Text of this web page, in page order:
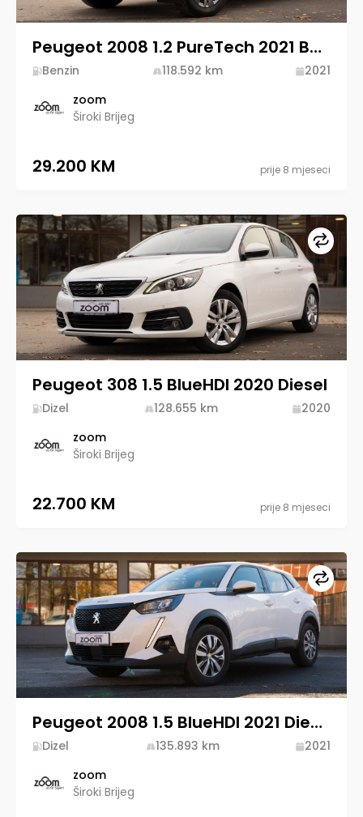
Peugeot 2008 1.2 PureTech 2021 Benzin
Benzin 118.592 km
2021
zoom
Široki Brijeg
29.200 KM prije 8 mjeseci
Peugeot 308 1.5 BlueHDI 2020 Diesel
Dizel 128.655 km
2020
zoom
Široki Brijeg
22.700 KM prije 8 mjeseci
Peugeot 2008 1.5 BlueHDI 2021 Diesel
Dizel 135.893 km
2021
zoom
Široki Brijeg